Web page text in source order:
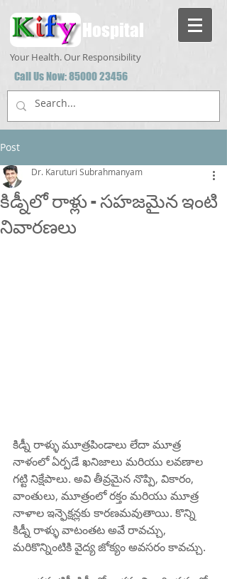
Hospital
Your Health. Our Responsibility
Call Us Now:85000 23456
Post
కిడ్నీలో రాళ్లు - సహజమైన ఇంటి
నివారణలు
Dr. Karuturi Subrahmanyam
కిడ్నీ రాళ్ళు మూత్రపిండాలు లేదా మూత్ర
నాళంలో ఏర్పడే ఖనిజాలు మరియు లవణాల
గట్టి నిక్షేపాలు. అవి తీవ్రమైన నొప్పి, వికారం,
వాంతులు, మూత్రంలో రక్తం మరియు మూత్ర
నాళాల ఇన్ఫెక్షన్లకు కారణమవుతాయి. కొన్ని
కిడ్నీ రాళ్ళు వాటంతట అవే రావచ్చు,
మరికొన్నింటికి వైద్య జోక్యం అవసరం కావచ్చు.